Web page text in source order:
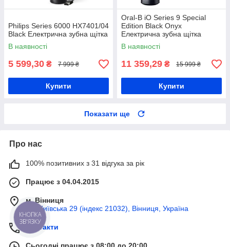
Philips Series 6000 HX7401/04
Black Електрична зубна щітка
В наявності
5 599,30 ₴ 7 999 ₴
Купити
Oral-B iO Series 9 Special
Edition Black Onyx
Електрична зубна щітка
В наявності
11 359,29 ₴ 15 999 ₴
Купити
Показати ще
Про нас
100% позитивних з 31 відгука за рік
Працює з 04.04.2015
м. Вінниця
вул Київська 29 (індекс 21032), Вінниця, Україна
Контакти
КНОПКА
ЗВ'ЯЗКУ